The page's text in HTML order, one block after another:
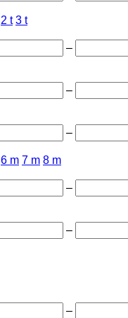
2 t 3 t
–
–
–
6 m 7 m 8 m
–
–
–